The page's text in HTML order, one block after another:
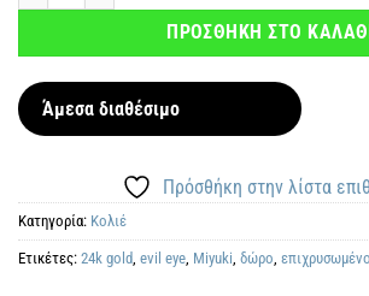
ΠΡΟΣΘΗΚΗ ΣΤΟ ΚΑΛΑΘΙ
Άμεσα διαθέσιμο
Πρόσθήκη στην λίστα
Κατηγορία: Κολιέ
Ετικέτες: 24k gold evil eye Miyuki δώρο επιχρυσωμένο